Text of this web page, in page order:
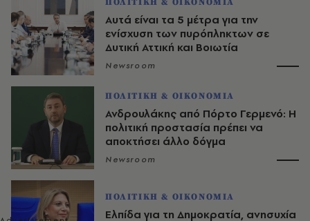
Αυτά είναι τα 5 μέτρα για την
ενίσχυση των πυρόπληκτων σε
Δυτική Αττική και Βοιωτία
Newsroom
ΠΟΛΙΤΙΚΗ & ΟΙΚΟΝΟΜΙΑ
Ανδρουλάκης από Πόρτο Γερμενό: Η
πολιτική προστασία πρέπει να
αποκτήσει άλλο δόγμα
Newsroom
ΠΟΛΙΤΙΚΗ & ΟΙΚΟΝΟΜΙΑ
Ελπίδα για τη Δημοκρατία, ανησυχία